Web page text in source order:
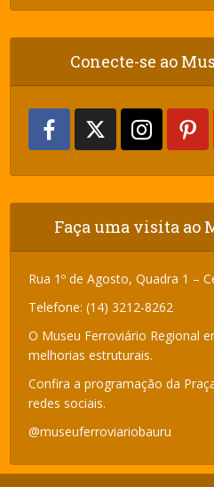
Conecte-se ao
Faça uma visita ao
Rua 1º de Agosto, Quadra 1 –
Telefone: (14) 3212-8262
O Museu Ferroviário Regional
melhorias estruturais.
Confira a programação da
redes sociais.
@museuferroviariobauru